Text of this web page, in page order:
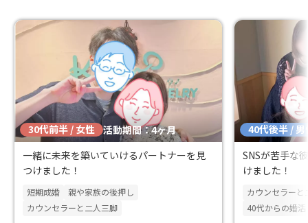
30代前半 / 女性 活動期間：4ヶ月
一緒に未来を築いていけるパートナーを見
つけました！
短期成婚
親や家族の後押し
カウンセラーと二人三脚
40代後半 / 男
SNSが苦手な
けました！
カウンセラーと
40代からの婚活